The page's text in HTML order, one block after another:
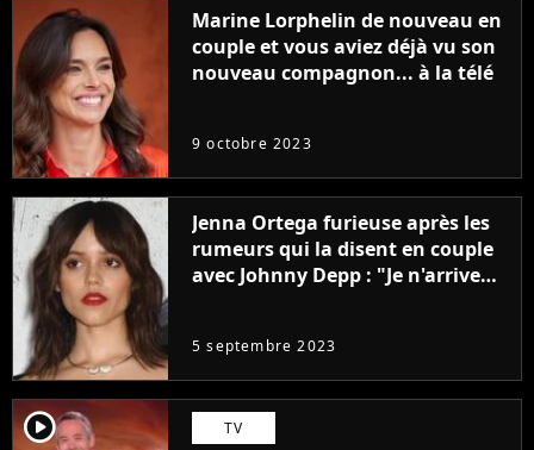
Marine Lorphelin de nouveau en
couple et vous aviez déjà vu son
nouveau compagnon... à la télé
9 octobre 2023
Jenna Ortega furieuse après les
rumeurs qui la disent en couple
avec Johnny Depp : "Je n'arrive
5 septembre 2023
player2 TV